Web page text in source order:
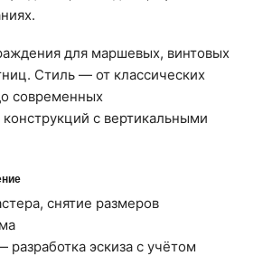
для маршевых, винтовых
Стиль — от классических
современных
с вертикальными
снятие размеров
разработка эскиза с учётом